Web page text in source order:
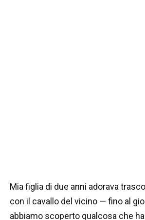
Mia figlia di due anni adorava
con il cavallo del vicino — fino al
abbiamo scoperto qualcosa che